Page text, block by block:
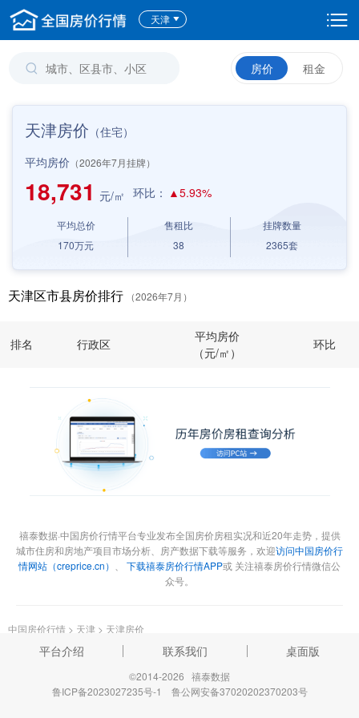
天津
房价 租金
天津房价 （住宅）
平均房价 （2026年7月挂牌）
18,731 元/㎡ 环比： ▲5.93%
平均总价
170万元
售租比
38
挂牌数量
2365套
天津区市县房价排行 （2026年7月）
排名 行政区
平均房价
（元/㎡）
环比
禧泰数据·中国房价行情平台专业发布全国房价房租实况和近20年走势，提供
城市住房和房地产项目市场分析、房产数据下载等服务，欢迎访问中国房价行
情网站（creprice.cn）
下载禧泰房价行情APP或 关注禧泰房价行情微信公
众号。
中国房价行情 > 天津 > 天津房价
平台介绍 联系我们 桌面版
©2014-2026 禧泰数据
鲁ICP备2023027235号-1
鲁公网安备37020202370203号